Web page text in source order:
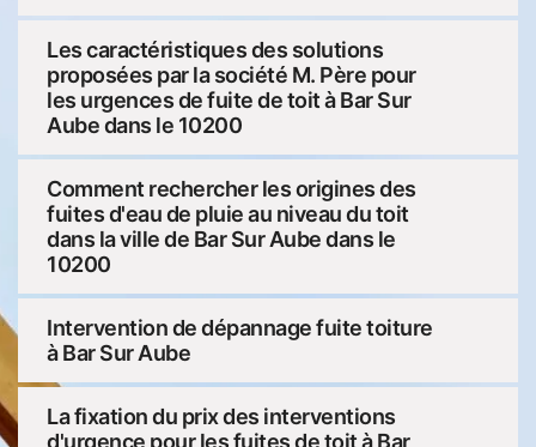
Les caractéristiques des solutions
proposées par la société M. Père pour
les urgences de fuite de toit à Bar Sur
Aube dans le 10200
Comment rechercher les origines des
fuites d'eau de pluie au niveau du toit
dans la ville de Bar Sur Aube dans le
10200
Intervention de dépannage fuite toiture
à Bar Sur Aube
La fixation du prix des interventions
d'urgence pour les fuites de toit à Bar